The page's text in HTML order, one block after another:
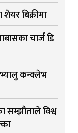
बिक्रीमा
चार्ज डि
कन्क्लेभ
सम्झौताले विश्व